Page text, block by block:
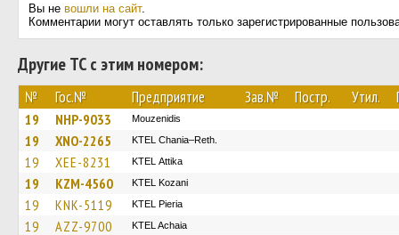
Вы не вошли на сайт.
Комментарии могут оставлять только зарегистрированные
Другие ТС с этим номером:
№ Гос.№ Предприятие Зав.№ Постр. Утил.
19 NHP-9033 Mouzenidis
19 XNO-2265 KTEL Chania–Reth.
19 XEE-8231 KΤΕL Αttika
19 KZM-4560 ΚΤΕL Kozani
19 KNK-5119 KTEL Pieria
19 AZZ-9700 KTEL Achaia